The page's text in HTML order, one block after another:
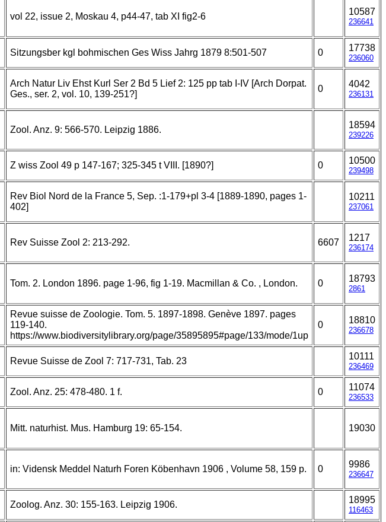
vol 22, issue 2, Moskau 4, p44-47, tab XI fig2-6 10587
236641
Sitzungsber kgl bohmischen Ges Wiss Jahrg 1879 8:501-507 0 17738
236060
Arch Natur Liv Ehst Kurl Ser 2 Bd 5 Lief 2: 125 pp tab I-IV [Arch Dorpat.
Ges., ser. 2, vol. 10, 139-251?]
0 4042
236131
Zool. Anz. 9: 566-570. Leipzig 1886. 18594
239226
Z wiss Zool 49 p 147-167; 325-345 t VIII. [1890?] 0 10500
239498
Rev Biol Nord de la France 5, Sep. :1-179+pl 3-4 [1889-1890, pages 1-
402]
10211
237061
Rev Suisse Zool 2: 213-292. 6607 1217
236174
Tom. 2. London 1896. page 1-96, fig 1-19. Macmillan & Co. , London. 0 18793
2861
Revue suisse de Zoologie. Tom. 5. 1897-1898. Genève 1897. pages
119-140.
https://www.biodiversitylibrary.org/page/35895895#page/133/mode/1up
0 18810
236678
Revue Suisse de Zool 7: 717-731, Tab. 23 10111
236469
Zool. Anz. 25: 478-480. 1 f. 0 11074
236533
Mitt. naturhist. Mus. Hamburg 19: 65-154. 19030
in: Vidensk Meddel Naturh Foren Köbenhavn 1906 , Volume 58, 159 p. 0 9986
236647
Zoolog. Anz. 30: 155-163. Leipzig 1906. 18995
116463